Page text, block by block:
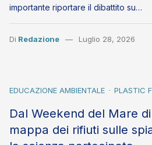
importante riportare il dibattito su…
Di Redazione Luglio 28, 2026
EDUCAZIONE AMBIENTALE PLASTIC
Dal Weekend del Mare
mappa dei rifiuti sulle